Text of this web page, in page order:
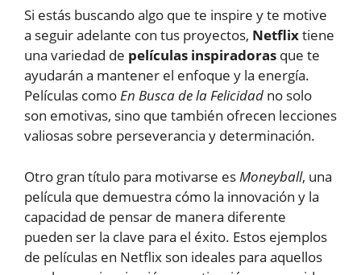
Si estás buscando algo que te inspire y te motive
a seguir adelante con tus proyectos, Netflixtiene
una variedad de películas inspiradoras que te
ayudarán a mantener el enfoque y la energía.
Películas comoEn Busca de la Felicidad no solo
son emotivas, sino que también ofrecen lecciones
valiosas sobre perseverancia y determinación.
Otro gran título para motivarse esMoneyball, una
película que demuestra cómo la innovación y la
capacidad de pensar de manera diferente
pueden ser la clave para el éxito. Estos ejemplos
de películas en Netflix son ideales para aquellos